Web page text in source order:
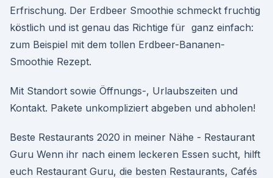
Erfrischung. Der Erdbeer Smoothie schmeckt fruchtig
köstlich und ist genau das Richtige für ganz einfach:
zum Beispiel mit dem tollen Erdbeer-Bananen-
Smoothie Rezept.
Mit Standort sowie Öffnungs-, Urlaubszeiten und
Kontakt. Pakete unkompliziert abgeben und abholen!
Beste Restaurants 2020 in meiner Nähe - Restaurant
Guru Wenn ihr nach einem leckeren Essen sucht, hilft
euch Restaurant Guru, die besten Restaurants, Cafés